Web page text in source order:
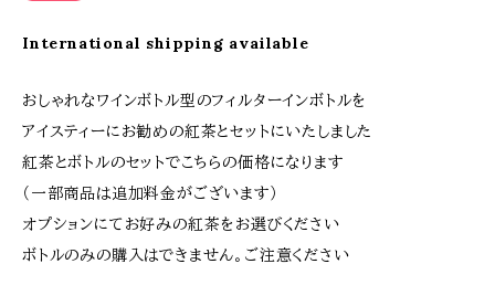
International shipping available
おしゃれなワインボトル型のフィルターインボトルを
アイスティーにお勧めの紅茶とセットにいたしました
紅茶とボトルのセットでこちらの価格になります
（一部商品は追加料金がございます）
オプションにてお好みの紅茶をお選びください
ボトルのみの購入はできません。ご注意ください